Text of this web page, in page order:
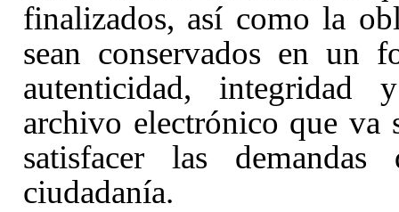
finalizados, así como la
sean conservados en un
autenticidad, integridad
archivo electrónico que va
satisfacer las
ciudadanía.